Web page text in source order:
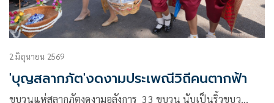
2 มิถุนายน 2569
'บุญสลากภัต'งดงามประเพณีวิถีคนตากฟ้า
ขบวนแห่สลากภัตงดงามอลังการ 33 ขบวน นับเป็นริ้วขบว…